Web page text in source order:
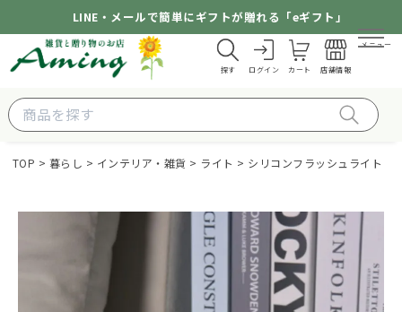
LINE・メールで簡単にギフトが贈れる「eギフト」
探す ログイン カート 店舗情報
メニュー
TOP 暮らし インテリア・雑貨 ライト シリコンフラッシュライト